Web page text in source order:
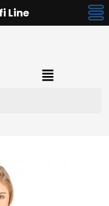
Line